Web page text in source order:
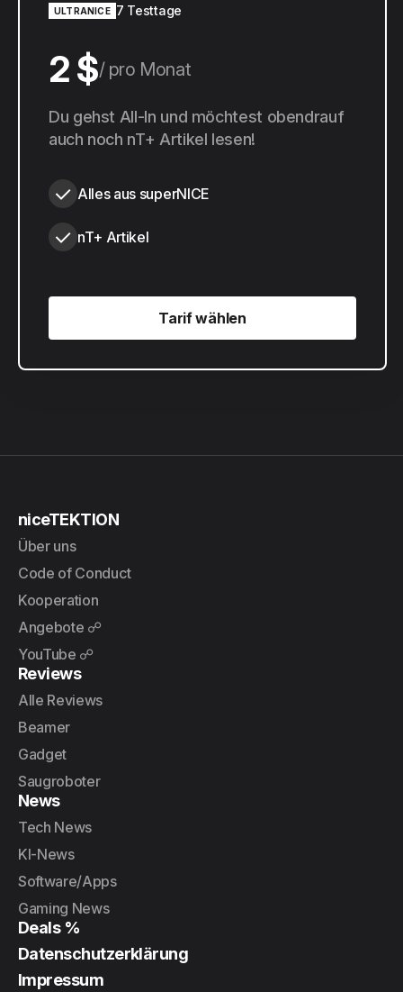
ULTRANICE 7 Testtage
2 $ pro Monat
20 $ pro Jahr
Du gehst All-In und möchtest obendrauf
auch noch nT+ Artikel lesen!
Alles aus superNICE
nT+ Artikel
Tarif wählen
Tarif wählen
niceTEKTION
Über uns
Code of Conduct
Kooperation
Angebote ☍
YouTube ☍
Reviews
Alle Reviews
Beamer
Gadget
Saugroboter
News
Tech News
KI-News
Software/Apps
Gaming News
Deals %
Datenschutzerklärung
Impressum